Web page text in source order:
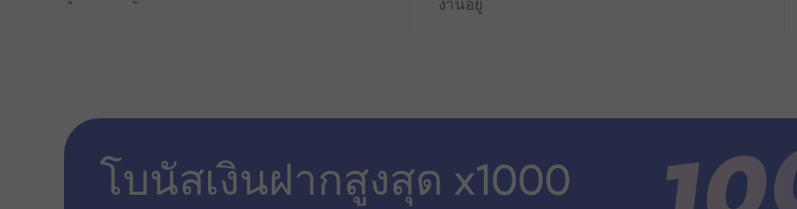
งานอยู่
โบนัสเงินฝากสูงสุด x1000